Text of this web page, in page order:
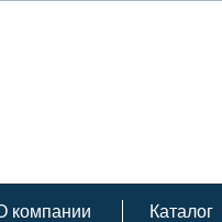
компании Каталог